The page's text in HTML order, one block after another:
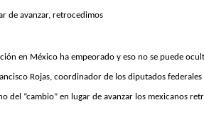
de avanzar, retrocedimos
en México ha empeorado y eso no se puede
Rojas, coordinador de los diputados
del “cambio” en lugar de avanzar los mexicanos